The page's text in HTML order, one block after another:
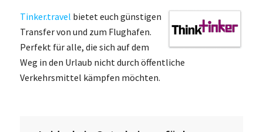
Tinker.travel bietet euch günstigen
Transfer von und zum Flughafen.
Perfekt für alle, die sich auf dem
Weg in den Urlaub nicht durch öffentliche
Verkehrsmittel kämpfen möchten.